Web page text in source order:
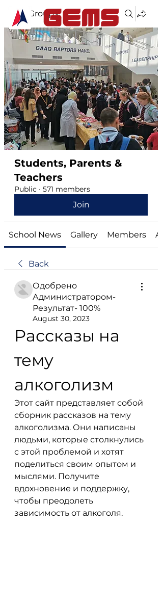
Groups
Students, Parents &
Teachers
Public · 571 members
Join
School News Gallery Members
Back
Одобрено
Администратором-
Результат- 100%
August 30, 2023
Рассказы на
тему
алкоголизм
Этот сайт представляет собой
сборник рассказов на тему
алкоголизма. Они написаны
людьми, которые столкнулись
с этой проблемой и хотят
поделиться своим опытом и
мыслями. Получите
вдохновение и поддержку,
чтобы преодолеть
зависимость от алкоголя.